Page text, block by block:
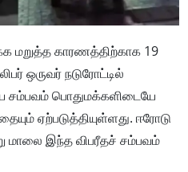
மறுத்த காரணத்திற்காக 19
ஒருவர் நடுரோட்டில்
சம்பவம் பொதுமக்களிடையே
ஏற்படுத்தியுள்ளது. ஈரோடு
மாலை இந்த விபரீதச் சம்பவம்